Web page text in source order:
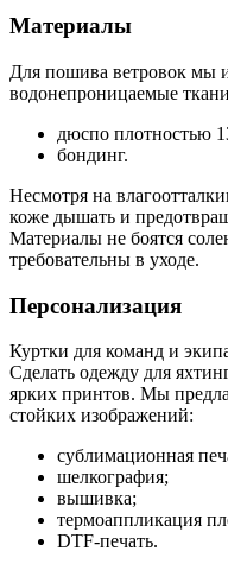
Материалы
Для пошива ветровок мы
водонепроницаемые
дюспо плотностью
бондинг.
Несмотря на
коже дышать и
Материалы не боятся
требовательны в уходе.
Персонализация
Куртки для команд и
Сделать одежду для
ярких принтов. Мы
стойких изображений:
сублимационная
шелкография;
вышивка;
термоаппликация
DTF-печать.